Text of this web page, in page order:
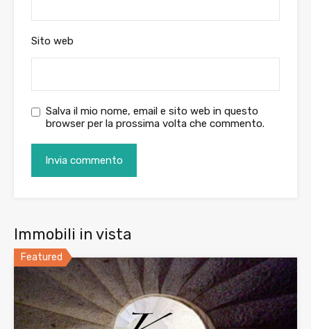
Sito web
Salva il mio nome, email e sito web in questo
browser per la prossima volta che commento.
Immobili in vista
Featured